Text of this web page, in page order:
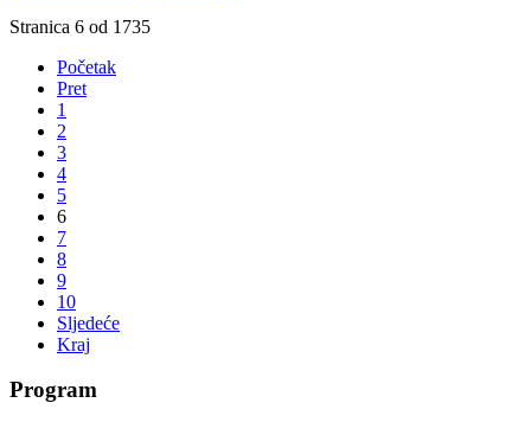
Stranica 6 od 1735
Početak
Pret
1
2
3
4
5
6
7
8
9
10
Sljedeće
Kraj
Program